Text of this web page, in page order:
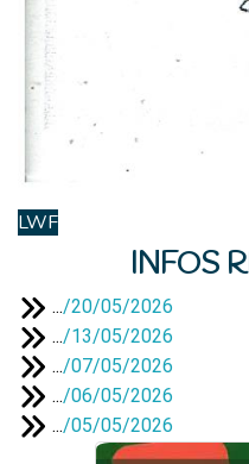
LWF
INFOS
.../20/05/2026
.../13/05/2026
/07/05/2026
/06/05/2026
/05/05/2026